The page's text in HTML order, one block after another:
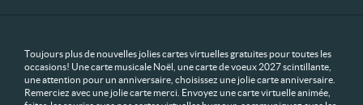
Toujours plus de nouvelles jolies cartes virtuelles gratuites pour toutes les
occasions! Une carte musicale Noël, une carte de voeux 2027 scintillante,
une attention pour un anniversaire, choisissez une jolie carte anniversaire.
Remerciez avec une jolie carte merci. Envoyez une carte virtuelle animée,